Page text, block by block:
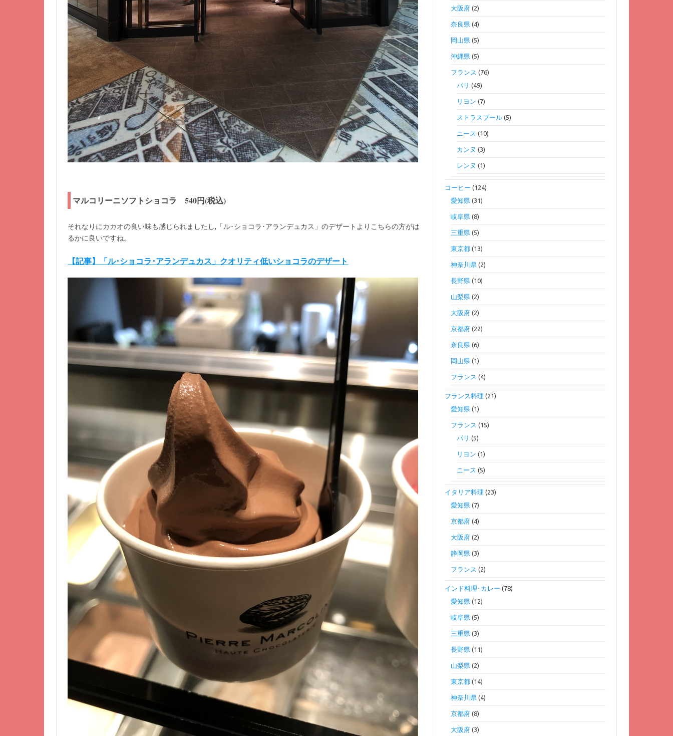
マルコリーニソフトショコラ 540円(税込)
それなりにカカオの良い味も感じられましたし,「ル･ショコラ･アランデュカス」のデザートよりこちらの方がは
るかに良いですね。
【記事】「ル･ショコラ･アランデュカス」クオリティ低いショコラのデザート
大阪府(2)
奈良県(4)
岡山県(5)
沖縄県(5)
フランス (76)
パリ (49)
リヨン (7)
ストラスブール(5)
ニース (10)
カンヌ (3)
レンヌ (1)
コーヒー (124)
愛知県(31)
岐阜県(8)
三重県(5)
東京都(13)
神奈川県(2)
長野県(10)
山梨県(2)
大阪府(2)
京都府(22)
奈良県(6)
岡山県(1)
フランス (4)
フランス料理 (21)
愛知県(1)
フランス (15)
パリ (5)
リヨン (1)
ニース (5)
イタリア料理 (23)
愛知県(7)
京都府(4)
大阪府(2)
静岡県(3)
フランス (2)
インド料理･カレー (78)
愛知県(12)
岐阜県(5)
三重県(3)
長野県(11)
山梨県(2)
東京都(14)
神奈川県(4)
京都府(8)
大阪府(3)